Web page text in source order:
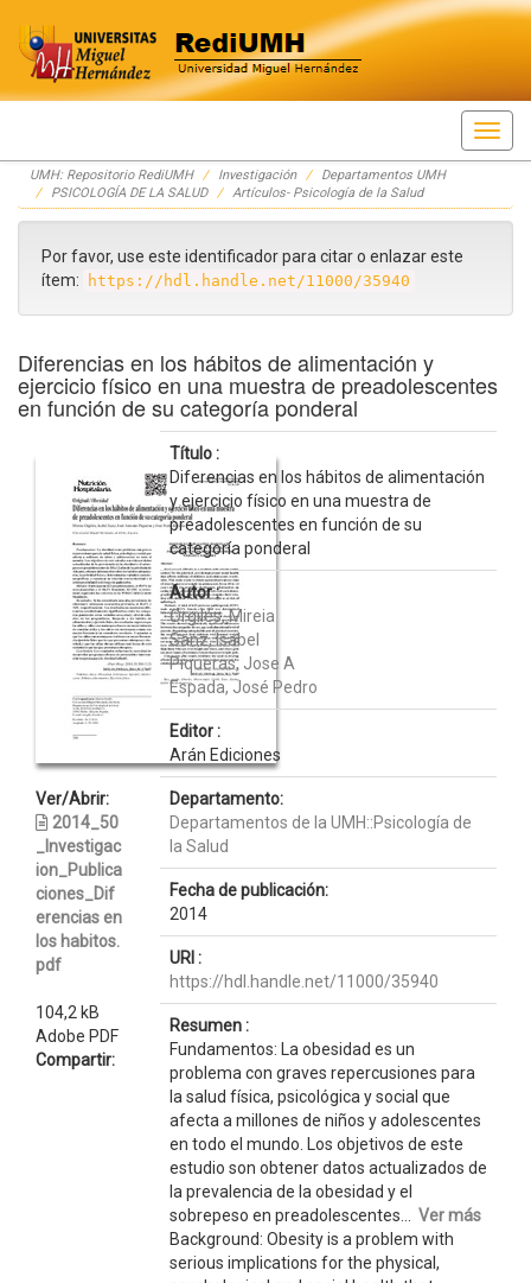
Skip
navigation
UMH: Repositorio RediUMH Investigación
Departamentos UMH
PSICOLOGÍA DE LA SALUD
Artículos- Psicología de la Salud
Por favor, use este identificador para citar o enlazar este
ítem:
https://hdl.handle.net/11000/35940
Diferencias en los hábitos de alimentación y
ejercicio físico en una muestra de preadolescentes
en función de su categoría ponderal
Ver/Abrir:
2014_50
_Investigac
ion_Publica
ciones_Dif
erencias en
los habitos.
pdf
104,2 kB
Adobe PDF
Compartir:
Título :
Diferencias en los hábitos de alimentación
y ejercicio físico en una muestra de
preadolescentes en función de su
categoría ponderal
Autor :
Orgilés, Mireia
Sanz, Isabel
Piqueras, Jose A
Espada, José Pedro
Editor :
Arán Ediciones
Departamento:
Departamentos de la UMH::Psicología de
la Salud
Fecha de publicación:
2014
URI :
https://hdl.handle.net/11000/35940
Resumen :
Fundamentos: La obesidad es un
problema con graves repercusiones para
la salud física, psicológica y social que
afecta a millones de niños y adolescentes
en todo el mundo. Los objetivos de este
estudio son obtener datos actualizados de
la prevalencia de la obesidad y el
sobrepeso en preadolescentes... Ver más
Background: Obesity is a problem with
serious implications for the physical,